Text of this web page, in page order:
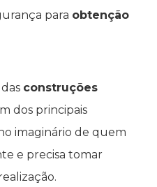
para obtenção
construções
dos principais
imaginário de quem
e precisa tomar